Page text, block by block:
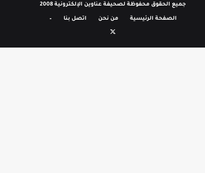
جميع الحقوق محفوظة لصحيفة عناوين الإلكترونية 2008
الصفحة الرئيسية من نحن اتصل بنا –